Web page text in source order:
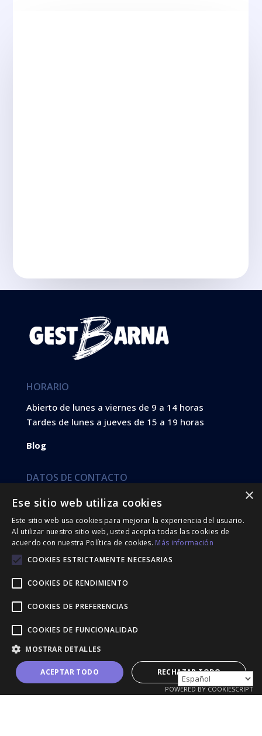
HORARIO
Abierto de lunes a viernes de 9 a 14 horas
Tardes de lunes a jueves de 15 a 19 horas
Blog
DATOS DE CONTACTO
gestbarna@gestbarna.com
Carrer Pere IV 193, Baixos 08018, Barcelona
×
Ese sitio web utiliza cookies
Este sitio web usa cookies para mejorar la experiencia del usuario.
Al utilizar nuestro sitio web, usted acepta todas las cookies de
acuerdo con nuestra Política de cookies. Más información
COOKIES ESTRICTAMENTE NECESARIAS
COOKIES DE RENDIMIENTO
COOKIES DE PREFERENCIAS
COOKIES DE FUNCIONALIDAD
MOSTRAR DETALLES
ACEPTAR TODO RECHAZAR TODO
POWERED BY COOKIESCRIPT